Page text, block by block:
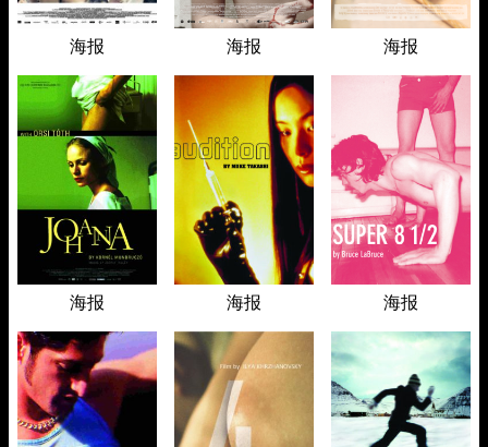
海报 海报 海报
海报 海报 海报